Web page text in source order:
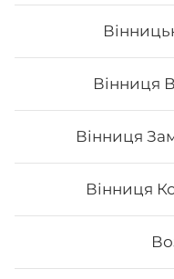
Вінниця
Вінниця
Вінниця
Футомак з
Вага: 275 г Склад:
₴